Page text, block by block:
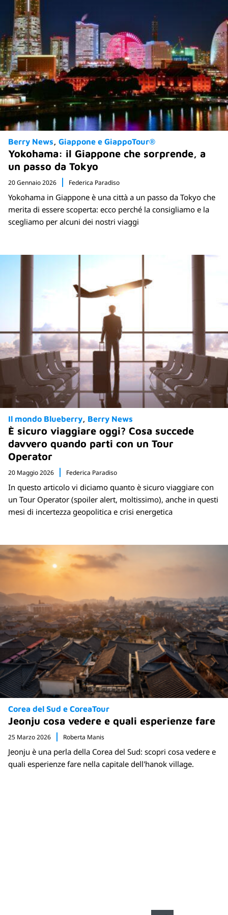
Berry News Giappone e GiappoTour®
Yokohama: il Giappone che sorprende, a
un passo da Tokyo
20 Gennaio 2026 Federica Paradiso
Yokohama in Giappone è una città a un passo da Tokyo che
merita di essere scoperta: ecco perché la consigliamo e la
scegliamo per alcuni dei nostri viaggi
Il mondo Blueberry Berry News
È sicuro viaggiare oggi? Cosa succede
davvero quando parti con un Tour
Operator
20 Maggio 2026 Federica Paradiso
In questo articolo vi diciamo quanto è sicuro viaggiare con
un Tour Operator (spoiler alert, moltissimo), anche in questi
mesi di incertezza geopolitica e crisi energetica
Corea del Sud e CoreaTour
Jeonju cosa vedere e quali esperienze fare
25 Marzo 2026 Roberta Manis
Jeonju è una perla della Corea del Sud: scopri cosa vedere e
quali esperienze fare nella capitale dell'hanok village.